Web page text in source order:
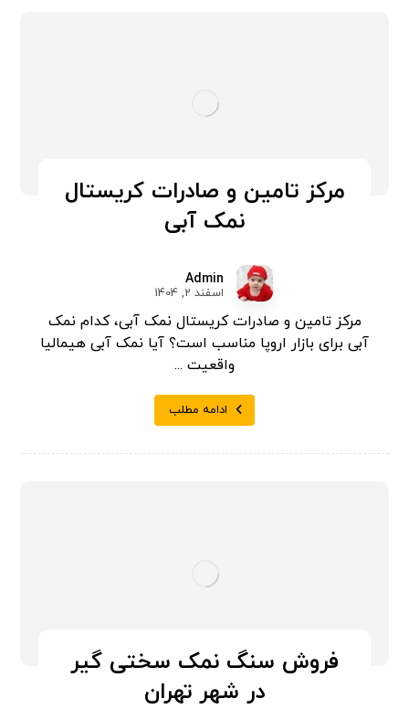
مرکز تامین و صادرات کریستال
نمک آبی
Admin
اسفند 2, 1404
مرکز تامین و صادرات کریستال نمک آبی، کدام نمک
آبی برای بازار اروپا مناسب است؟ آیا نمک آبی هیمالیا
واقعیت ...
ادامه مطلب
فروش سنگ نمک سختی گیر
در شهر تهران